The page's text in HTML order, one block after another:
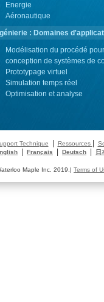
Energie
Aéronautique
: Domaines
Modélisation du procédé
conception de systèmes de
Prototypage virtuel
Simulation temps réel
Optimisation et analyse
Technique Ressources
Français Deutsch 日
Maple Inc. 2019.| Terms of